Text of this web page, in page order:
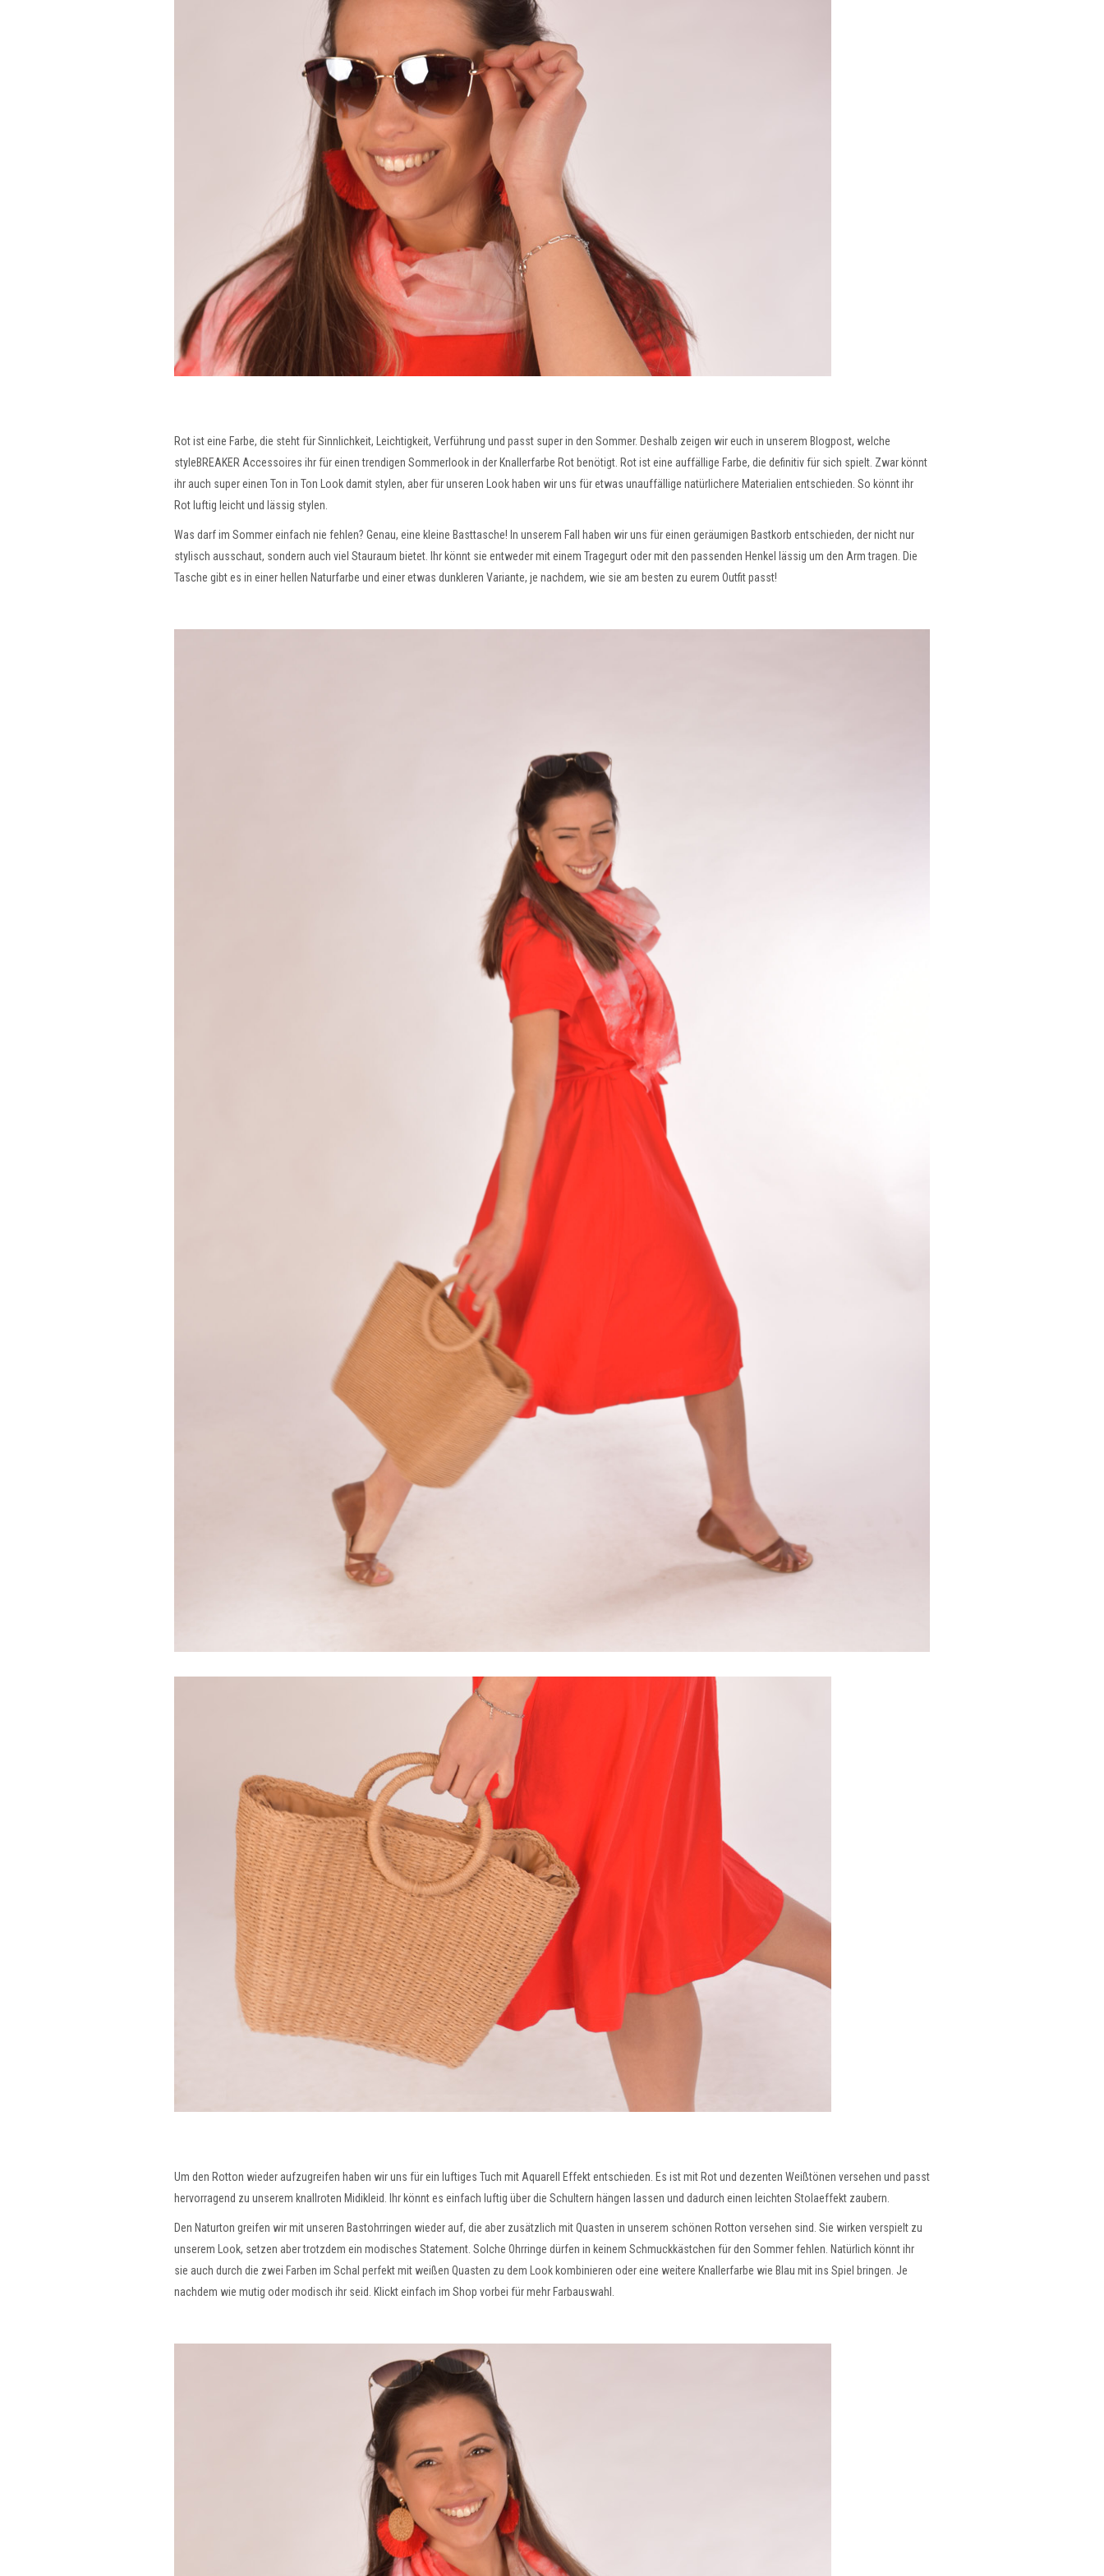
Rot ist eine Farbe, die steht für Sinnlichkeit, Leichtigkeit, Verführung und passt super in den Sommer. Deshalb zeigen wir euch in unserem Blogpost, welche
styleBREAKER Accessoires ihr für einen trendigen Sommerlook in der Knallerfarbe Rot benötigt. Rot ist eine auffällige Farbe, die definitiv für sich spielt. Zwar könnt
ihr auch super einen Ton in Ton Look damit stylen, aber für unseren Look haben wir uns für etwas unauffällige natürlichere Materialien entschieden. So könnt ihr
Rot luftig leicht und lässig stylen.
Was darf im Sommer einfach nie fehlen? Genau, eine kleine Basttasche! In unserem Fall haben wir uns für einen geräumigen Bastkorb entschieden, der nicht nur
stylisch ausschaut, sondern auch viel Stauraum bietet. Ihr könnt sie entweder mit einem Tragegurt oder mit den passenden Henkel lässig um den Arm tragen. Die
Tasche gibt es in einer hellen Naturfarbe und einer etwas dunkleren Variante, je nachdem, wie sie am besten zu eurem Outfit passt!
Um den Rotton wieder aufzugreifen haben wir uns für ein luftiges Tuch mit Aquarell Effekt entschieden. Es ist mit Rot und dezenten Weißtönen versehen und passt
hervorragend zu unserem knallroten Midikleid. Ihr könnt es einfach luftig über die Schultern hängen lassen und dadurch einen leichten Stolaeffekt zaubern.
Den Naturton greifen wir mit unseren Bastohrringen wieder auf, die aber zusätzlich mit Quasten in unserem schönen Rotton versehen sind. Sie wirken verspielt zu
unserem Look, setzen aber trotzdem ein modisches Statement. Solche Ohrringe dürfen in keinem Schmuckkästchen für den Sommer fehlen. Natürlich könnt ihr
sie auch durch die zwei Farben im Schal perfekt mit weißen Quasten zu dem Look kombinieren oder eine weitere Knallerfarbe wie Blau mit ins Spiel bringen. Je
nachdem wie mutig oder modisch ihr seid. Klickt einfach im Shop vorbei für mehr Farbauswahl.